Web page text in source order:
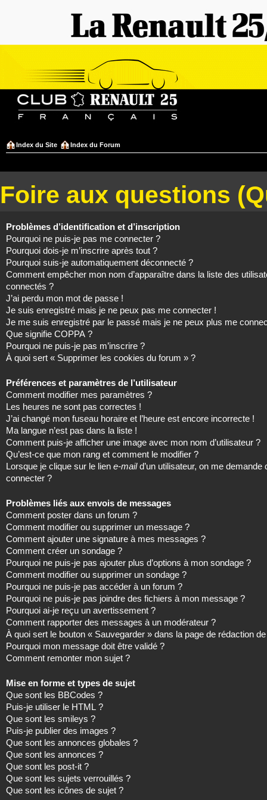
Index du Site Index du Forum
Foire aux questions
Problèmes d’identification et d’inscription
Pourquoi ne puis-je pas me connecter ?
Pourquoi dois-je m’inscrire après tout ?
Pourquoi suis-je automatiquement déconnecté ?
Comment empêcher mon nom d’apparaître dans la liste des
connectés ?
J’ai perdu mon mot de passe !
Je suis enregistré mais je ne peux pas me connecter !
Je me suis enregistré par le passé mais je ne peux plus me
Que signifie COPPA ?
Pourquoi ne puis-je pas m’inscrire ?
À quoi sert « Supprimer les cookies du forum » ?
Préférences et paramètres de l’utilisateur
Comment modifier mes paramètres ?
Les heures ne sont pas correctes !
J’ai changé mon fuseau horaire et l’heure est encore incorrecte !
Ma langue n’est pas dans la liste !
Comment puis-je afficher une image avec mon nom d’utilisateur ?
Qu’est-ce que mon rang et comment le modifier ?
Lorsque je clique sur le lien e-maild’un utilisateur, on me demande
connecter ?
Problèmes liés aux envois de messages
Comment poster dans un forum ?
Comment modifier ou supprimer un message ?
Comment ajouter une signature à mes messages ?
Comment créer un sondage ?
Pourquoi ne puis-je pas ajouter plus d’options à mon sondage ?
Comment modifier ou supprimer un sondage ?
Pourquoi ne puis-je pas accéder à un forum ?
Pourquoi ne puis-je pas joindre des fichiers à mon message ?
Pourquoi ai-je reçu un avertissement ?
Comment rapporter des messages à un modérateur ?
À quoi sert le bouton « Sauvegarder » dans la page de rédaction
Pourquoi mon message doit être validé ?
Comment remonter mon sujet ?
Mise en forme et types de sujet
Que sont les BBCodes ?
Puis-je utiliser le HTML ?
Que sont les smileys ?
Puis-je publier des images ?
Que sont les annonces globales ?
Que sont les annonces ?
Que sont les post-it ?
Que sont les sujets verrouillés ?
Que sont les icônes de sujet ?